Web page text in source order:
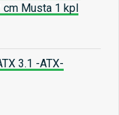
cm Musta 1 kpl
3.1 -ATX-